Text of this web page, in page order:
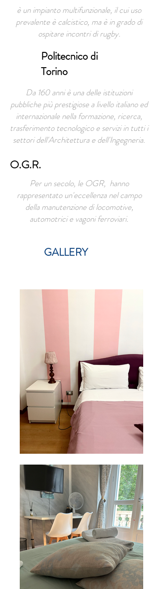
è un impianto multifunzionale, il cui uso
prevalente è calcistico, ma è in grado di
ospitare incontri di rugby.
Politecnico di
Torino
Da 160 anni è una delle istituzioni
pubbliche più prestigiose a livello italiano ed
internazionale nella formazione, ricerca,
trasferimento tecnologico e servizi in tutti i
settori dell'Architettura e dell'Ingegneria.
O.G.R.
Per un secolo, le OGR, hanno
rappresentato un'eccellenza nel campo
della manutenzione di locomotive,
automotrici e vagoni ferroviari.
GALLERY